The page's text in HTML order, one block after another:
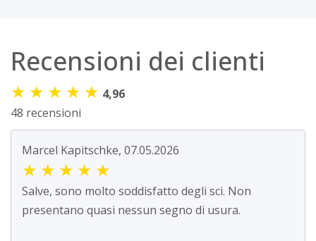
Recensioni dei clienti
★ ★ ★ ★ ★ 4,96
48 recensioni
Marcel Kapitschke, 07.05.2026
★ ★ ★ ★ ★
Salve, sono molto soddisfatto degli sci. Non
presentano quasi nessun segno di usura.